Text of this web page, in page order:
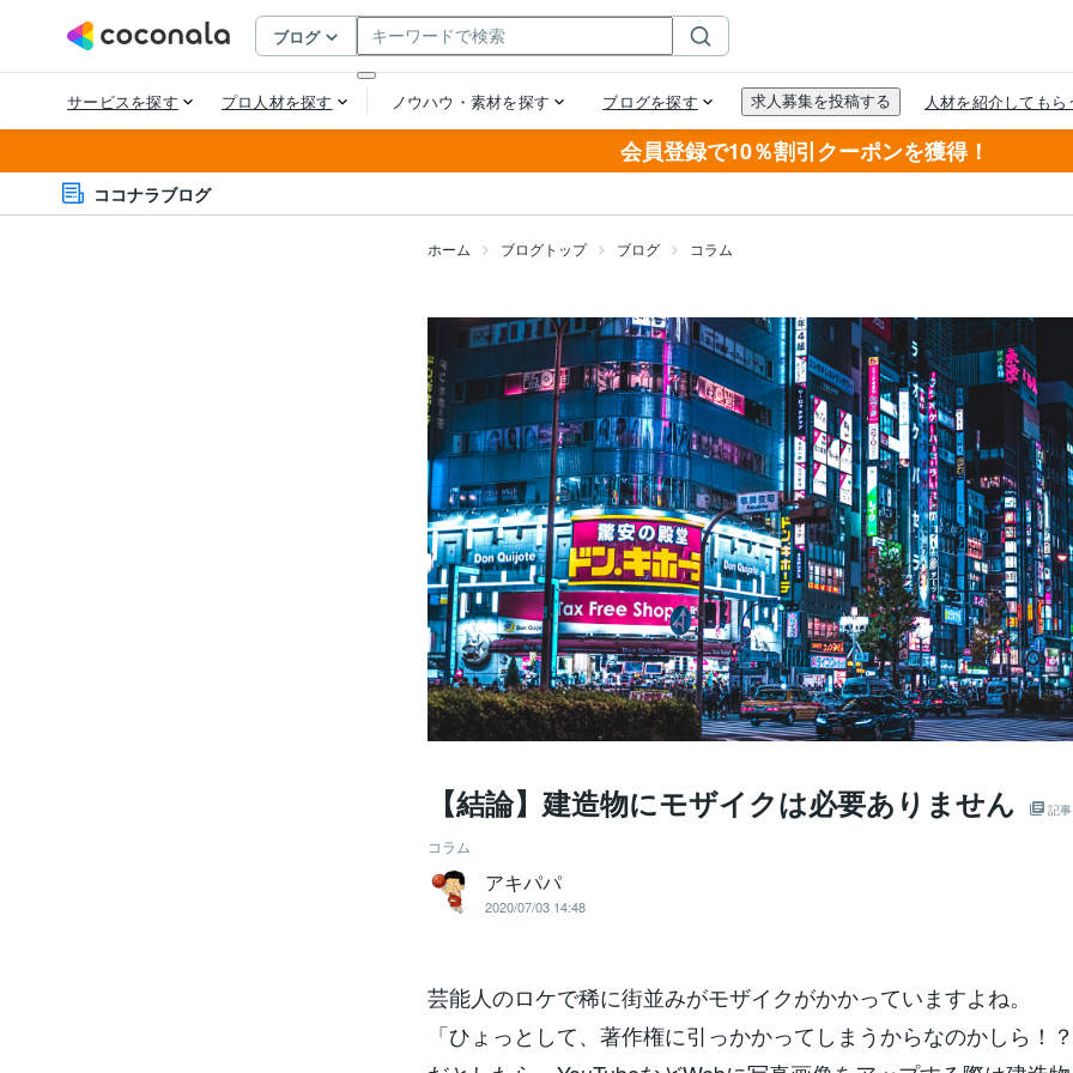
会員登録で10％割引クーポンを獲得！
ココナラブログ
ホーム ブログトップ ブログ コラム
【結論】建造物にモザイクは必要ありません 記事
コラム
アキパパ
2020/07/03 14:48
芸能人のロケで稀に街並みがモザイクがかかっていますよね。
「ひょっとして、著作権に引っかかってしまうからなのかしら！